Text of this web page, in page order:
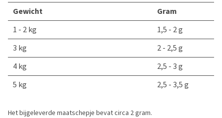
Gewicht
Gram
1 - 2 kg
1,5 - 2 g
3 kg
2 - 2,5 g
4 kg
2,5 - 3 g
5 kg
2,5 - 3,5 g
Het bijgeleverde maatschepje bevat circa 2 gram.